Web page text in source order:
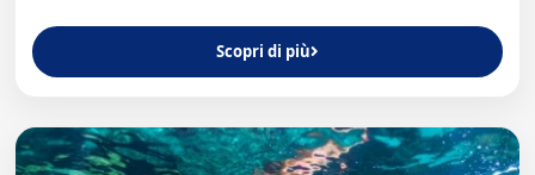
Scopri di più